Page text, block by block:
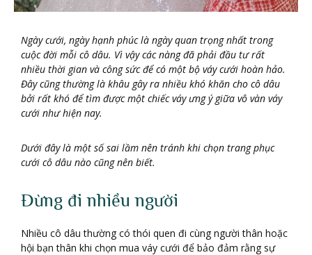
Ngày cưới, ngày hạnh phúc là ngày quan trọng nhất trong
cuộc đời mỗi cô dâu. Vì vậy các nàng đã phải đầu tư rất
nhiều thời gian và công sức để có một bộ váy cưới hoàn hảo.
Đây cũng thường là khâu gây ra nhiều khó khăn cho cô dâu
bởi rất khó để tìm được một chiếc váy ưng ý giữa vô vàn váy
cưới như hiện nay.
Dưới đây là một số sai lầm nên tránh khi chọn trang phục
cưới cô dâu nào cũng nên biết.
Đừng đi nhiều người
Nhiều cô dâu thường có thói quen đi cùng người thân hoặc
hội bạn thân khi chọn mua váy cưới để bảo đảm rằng sự